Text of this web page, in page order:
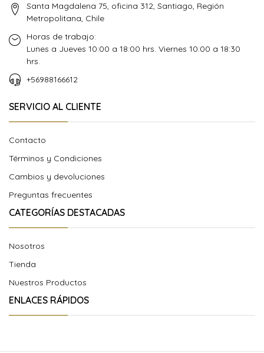
Santa Magdalena 75, oficina 312, Santiago, Región
Metropolitana, Chile
Horas de trabajo:
Lunes a Jueves 10:00 a 18:00 hrs. Viernes 10:00 a 18:30
hrs.
+56988166612
SERVICIO AL CLIENTE
Contacto
Términos y Condiciones
Cambios y devoluciones
Preguntas frecuentes
CATEGORÍAS DESTACADAS
Nosotros
Tienda
Nuestros Productos
ENLACES RÁPIDOS